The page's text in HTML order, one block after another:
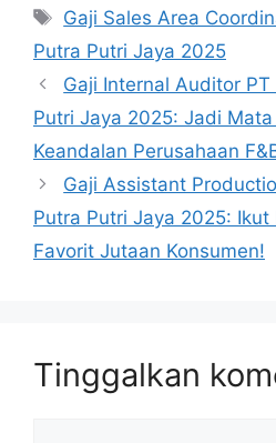
Tag
Gaji Sales Area
Putra Putri Jaya 2025
Gaji Internal Auditor
Putri Jaya 2025: Jadi
Keandalan Perusahaan
Gaji Assistant
Putra Putri Jaya 2025:
Favorit Jutaan Konsumen!
Tinggalkan